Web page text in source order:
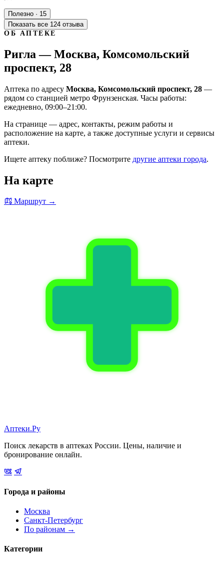
Полезно · 15
Показать все 124 отзыва
ОБ АПТЕКЕ
Ригла — Москва, Комсомольский
проспект, 28
Аптека по адресу Москва, Комсомольский проспект, 28 —
рядом со станцией метро Фрунзенская. Часы работы:
ежедневно, 09:00–21:00.
На странице — адрес, контакты, режим работы и
расположение на карте, а также доступные услуги и сервисы
аптеки.
Ищете аптеку поближе? Посмотрите другие аптеки города.
На карте
Маршрут →
Аптеки.Ру
Поиск лекарств в аптеках России. Цены, наличие и
бронирование онлайн.
Города и районы
Москва
Санкт-Петербург
По районам →
Категории